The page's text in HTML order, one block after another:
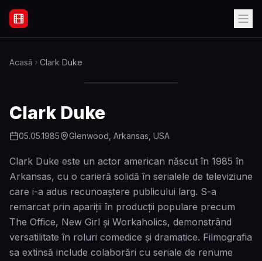
Filme Online Subtitrate - Acasă
Acasă Clark Duke
Clark Duke
05.05.1985 Glenwood, Arkansas, USA
Clark Duke este un actor american născut în 1985 în
Arkansas, cu o carieră solidă în serialele de televiziune
care i-a adus recunoaștere publicului larg. S-a
remarcat prin apariții în producții populare precum
The Office, New Girl și Workaholics, demonstrând
versatilitate în roluri comedice și dramatice. Filmografia
sa extinsă include colaborări cu seriale de renume